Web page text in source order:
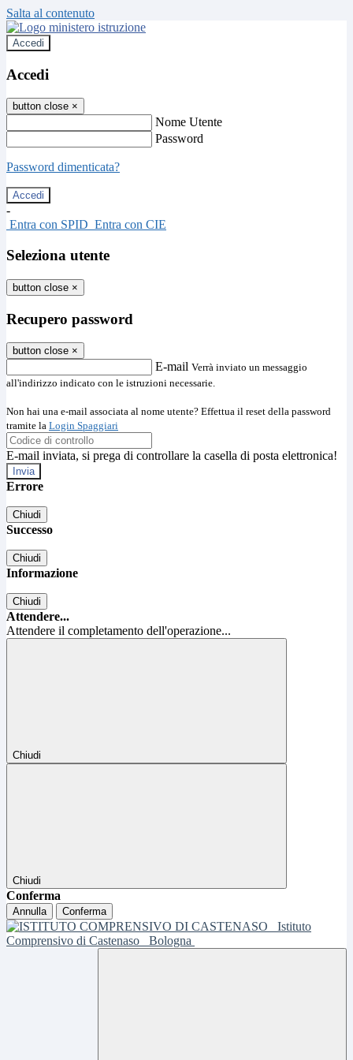
Salta al contenuto
Accedi
Accedi
button close ×
Nome Utente
Password
Password dimenticata?
-
Entra con SPID Entra con CIE
Seleziona utente
button close ×
Recupero password
button close ×
E-mail Verrà inviato un messaggio
all'indirizzo indicato con le istruzioni necessarie.
Non hai una e-mail associata al nome utente? Effettua il reset della password
tramite la Login Spaggiari
E-mail inviata, si prega di controllare la casella di posta elettronica!
Errore
Chiudi
Successo
Chiudi
Informazione
Chiudi
Attendere...
Attendere il completamento dell'operazione...
Chiudi
Chiudi
Conferma
Annulla Conferma
Istituto
Comprensivo di Castenaso
Bologna